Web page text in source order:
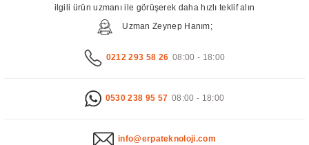
ilgili ürün uzmanı ile görüşerek daha hızlı teklif alın
Uzman Zeynep Hanım;
0212 293 58 26 08:00 - 18:00
0530 238 95 57 08:00 - 18:00
info@erpateknoloji.com